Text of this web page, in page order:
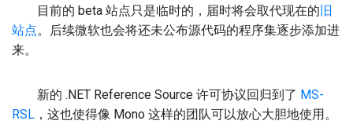
目前的 beta 站点只是临时的，届时将会取代现在的 旧
站点。后续微软也会将还未公布源代码的程序集逐步添加进
来。
新的 .NET Reference Source 许可协议回归到了 MS-
RSL ，这也使得像 Mono 这样的团队可以放心大胆地使用。